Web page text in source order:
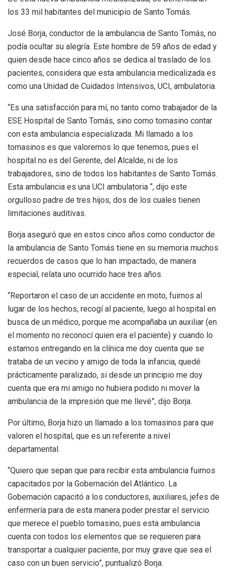
los 33 mil habitantes del municipio de Santo Tomás.
José Borja, conductor de la ambulancia de Santo Tomás, no
podía ocultar su alegría. Este hombre de 59 años de edad y
quien desde hace cinco años se dedica al traslado de los
pacientes, considera que esta ambulancia medicalizada es
como una Unidad de Cuidados Intensivos, UCI, ambulatoria.
“Es una satisfacción para mí, no tanto como trabajador de la
ESE Hospital de Santo Tomás, sino como tomasino contar
con esta ambulancia especializada. Mi llamado a los
tomasinos es que valoremos lo que tenemos, pues el
hospital no es del Gerente, del Alcalde, ni de los
trabajadores, sino de todos los habitantes de Santo Tomás.
Esta ambulancia es una UCI ambulatoria “, dijo este
orgulloso padre de tres hijos, dos de los cuales tienen
limitaciones auditivas.
Borja aseguró que en estos cinco años como conductor de
la ambulancia de Santo Tomás tiene en su memoria muchos
recuerdos de casos que lo han impactado, de manera
especial, relata uno ocurrido hace tres años.
“Reportaron el caso de un accidente en moto, fuimos al
lugar de los hechos, recogí al paciente, luego al hospital en
busca de un médico, porque me acompañaba un auxiliar (en
el momento no reconocí quien era el paciente) y cuando lo
estamos entregando en la clínica me doy cuenta que se
trataba de un vecino y amigo de toda la infancia, quedé
prácticamente paralizado, si desde un principio me doy
cuenta que era mi amigo no hubiera podido ni mover la
ambulancia de la impresión que me llevé”, dijo Borja.
Por último, Borja hizo un llamado a los tomasinos para que
valoren el hospital, que es un referente a nivel
departamental.
“Quiero que sepan que para recibir esta ambulancia fuimos
capacitados por la Gobernación del Atlántico. La
Gobernación capacitó a los conductores, auxiliares, jefes de
enfermería para de esta manera poder prestar el servicio
que merece el pueblo tomasino, pues esta ambulancia
cuenta con todos los elementos que se requieren para
transportar a cualquier paciente, por muy grave que sea el
caso con un buen servicio”, puntualizó Borja.